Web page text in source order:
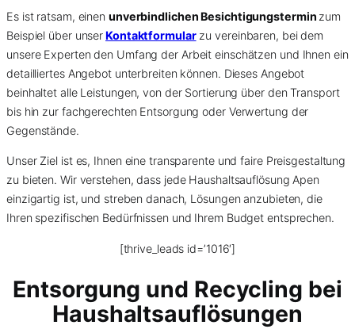
Es ist ratsam, einen unverbindlichen Besichtigungstermin zum
Beispiel über unserKontaktformularzu vereinbaren, bei dem
unsere Experten den Umfang der Arbeit einschätzen und Ihnen ein
detailliertes Angebot unterbreiten können. Dieses Angebot
beinhaltet alle Leistungen, von der Sortierung über den Transport
bis hin zur fachgerechten Entsorgung oder Verwertung der
Gegenstände.
Unser Ziel ist es, Ihnen eine transparente und faire Preisgestaltung
zu bieten. Wir verstehen, dass jede Haushaltsauflösung Apen
einzigartig ist, und streben danach, Lösungen anzubieten, die
Ihren spezifischen Bedürfnissen und Ihrem Budget entsprechen.
[thrive_leads id=’1016′]
Entsorgung und Recycling bei
Haushaltsauflösungen